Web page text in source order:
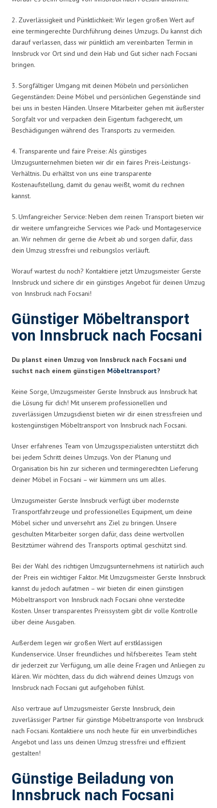
2. Zuverlässigkeit und Pünktlichkeit: Wir legen großen Wert auf
eine termingerechte Durchführung deines Umzugs. Du kannst dich
darauf verlassen, dass wir pünktlich am vereinbarten Termin in
Innsbruck vor Ort sind und dein Hab und Gut sicher nach Focsani
bringen.
3. Sorgfältiger Umgang mit deinen Möbeln und persönlichen
Gegenständen: Deine Möbel und persönlichen Gegenstände sind
bei uns in besten Händen. Unsere Mitarbeiter gehen mit äußerster
Sorgfalt vor und verpacken dein Eigentum fachgerecht, um
Beschädigungen während des Transports zu vermeiden.
4. Transparente und faire Preise: Als günstiges
Umzugsunternehmen bieten wir dir ein faires Preis-Leistungs-
Verhältnis. Du erhältst von uns eine transparente
Kostenaufstellung, damit du genau weißt, womit du rechnen
kannst.
5. Umfangreicher Service: Neben dem reinen Transport bieten wir
dir weitere umfangreiche Services wie Pack- und Montageservice
an. Wir nehmen dir gerne die Arbeit ab und sorgen dafür, dass
dein Umzug stressfrei und reibungslos verläuft.
Worauf wartest du noch? Kontaktiere jetzt Umzugsmeister Gerste
Innsbruck und sichere dir ein günstiges Angebot für deinen Umzug
von Innsbruck nach Focsani!
Günstiger Möbeltransport
von Innsbruck nach Focsani
Du planst einen Umzug von Innsbruck nach Focsani und
suchst nach einem günstigen Möbeltransport?
Keine Sorge, Umzugsmeister Gerste Innsbruck aus Innsbruck hat
die Lösung für dich! Mit unserem professionellen und
zuverlässigen Umzugsdienst bieten wir dir einen stressfreien und
kostengünstigen Möbeltransport von Innsbruck nach Focsani.
Unser erfahrenes Team von Umzugsspezialisten unterstützt dich
bei jedem Schritt deines Umzugs. Von der Planung und
Organisation bis hin zur sicheren und termingerechten Lieferung
deiner Möbel in Focsani – wir kümmern uns um alles.
Umzugsmeister Gerste Innsbruck verfügt über modernste
Transportfahrzeuge und professionelles Equipment, um deine
Möbel sicher und unversehrt ans Ziel zu bringen. Unsere
geschulten Mitarbeiter sorgen dafür, dass deine wertvollen
Besitztümer während des Transports optimal geschützt sind.
Bei der Wahl des richtigen Umzugsunternehmens ist natürlich auch
der Preis ein wichtiger Faktor. Mit Umzugsmeister Gerste Innsbruck
kannst du jedoch aufatmen – wir bieten dir einen günstigen
Möbeltransport von Innsbruck nach Focsani ohne versteckte
Kosten. Unser transparentes Preissystem gibt dir volle Kontrolle
über deine Ausgaben.
Außerdem legen wir großen Wert auf erstklassigen
Kundenservice. Unser freundliches und hilfsbereites Team steht
dir jederzeit zur Verfügung, um alle deine Fragen und Anliegen zu
klären. Wir möchten, dass du dich während deines Umzugs von
Innsbruck nach Focsani gut aufgehoben fühlst.
Also vertraue auf Umzugsmeister Gerste Innsbruck, dein
zuverlässiger Partner für günstige Möbeltransporte von Innsbruck
nach Focsani. Kontaktiere uns noch heute für ein unverbindliches
Angebot und lass uns deinen Umzug stressfrei und effizient
gestalten!
Günstige Beiladung von
Innsbruck nach Focsani